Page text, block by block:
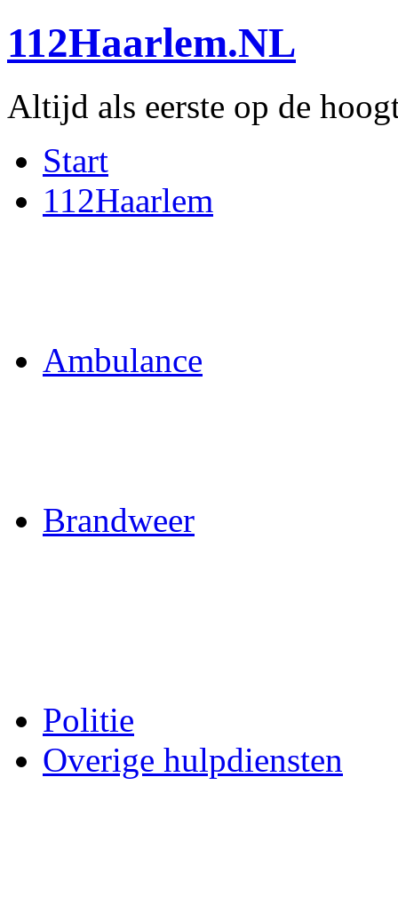
112Haarlem.NL
Altijd als eerste op de
Start
112Haarlem
Ambulance
Brandweer
Politie
Overige hulpdiensten